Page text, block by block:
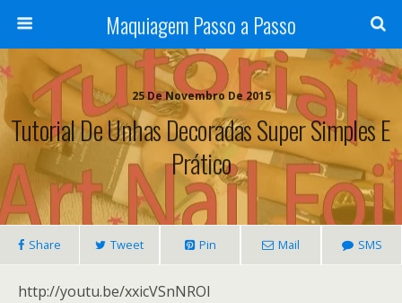
Maquiagem Passo a Passo
25 De Novembro De 2015
Tutorial De Unhas Decoradas Super Simples E
Prático
Share Tweet Pin Mail SMS
http://youtu.be/xxicVSnNROI